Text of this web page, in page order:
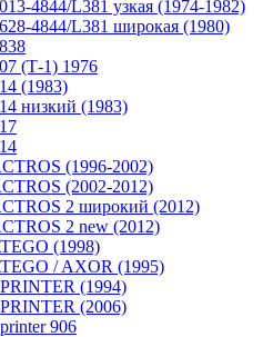
4844/L381 узкая (1974-1982)
4844/L381 широкая (1980)
(Т-1) 1976
(1983)
низкий (1983)
(1996-2002)
(2002-2012)
2 широкий (2012)
2 new (2012)
(1998)
/ AXOR (1995)
(1994)
(2006)
906